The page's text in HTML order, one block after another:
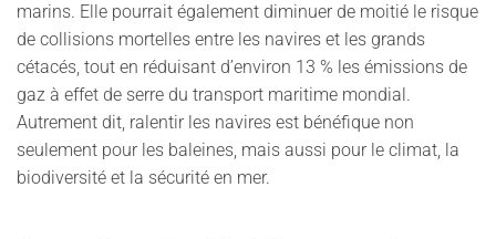
marins. Elle pourrait également diminuer de moitié le risque
de collisions mortelles entre les navires et les grands
cétacés, tout en réduisant d’environ 13 % les émissions de
gaz à effet de serre du transport maritime mondial.
Autrement dit, ralentir les navires est bénéfique non
seulement pour les baleines, mais aussi pour le climat, la
biodiversité et la sécurité en mer.